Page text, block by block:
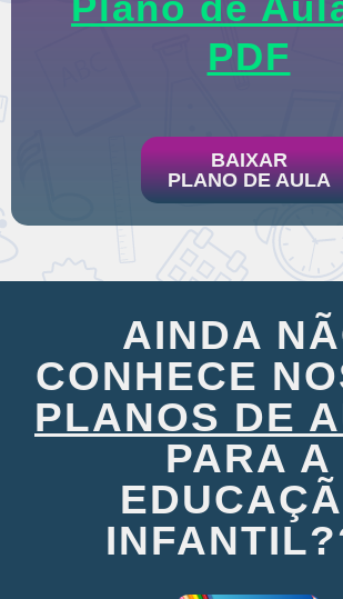
PDF
BAIXAR
PLANO DE AULA
AINDA
CONHECE
PLANOS DE
PARA A